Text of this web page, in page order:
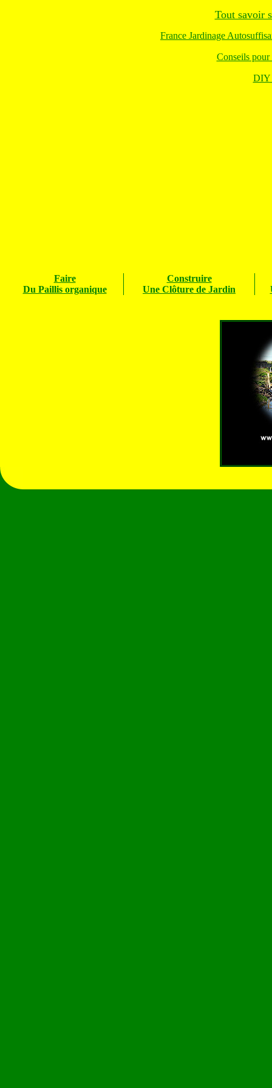
Tout savoir
France Jardinage
Conseils pour
DIY